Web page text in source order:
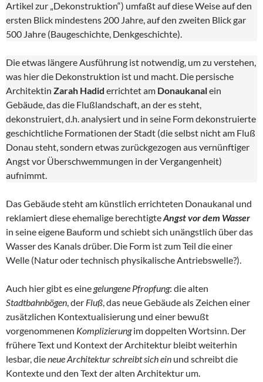
Artikel zur „Dekonstruktion“) umfaßt auf diese Weise auf den
ersten Blick mindestens 200 Jahre, auf den zweiten Blick gar
500 Jahre (Baugeschichte, Denkgeschichte).
Die etwas längere Ausführung ist notwendig, um zu verstehen,
was hier die Dekonstruktion ist und macht. Die persische
Architektin Zarah Hadid errichtet am Donaukanalein
Gebäude, das die Flußlandschaft, an der es steht,
dekonstruiert, d.h. analysiert und in seine Form dekonstruierte
geschichtliche Formationen der Stadt (die selbst nicht am Fluß
Donau steht, sondern etwas zurückgezogen aus vernünftiger
Angst vor Überschwemmungen in der Vergangenheit)
aufnimmt.
Das Gebäude steht am künstlich errichteten Donaukanal und
reklamiert diese ehemalige berechtigteAngst vor dem Wasser
in seine eigene Bauform und schiebt sich unängstlich über das
Wasser des Kanals drüber. Die Form ist zum Teil die einer
Welle (Natur oder technisch physikalische Antriebswelle?).
Auch hier gibt es eine gelungene Pfropfung: die alten
Stadtbahnbögen, der Fluß, das neue Gebäude als Zeichen einer
zusätzlichen Kontextualisierung und einer bewußt
vorgenommenen Komplizierungim doppelten Wortsinn. Der
frühere Text und Kontext der Architektur bleibt weiterhin
lesbar, dieneue Architektur schreibt sich ein und schreibt die
Kontexte und den Text der alten Architektur um.